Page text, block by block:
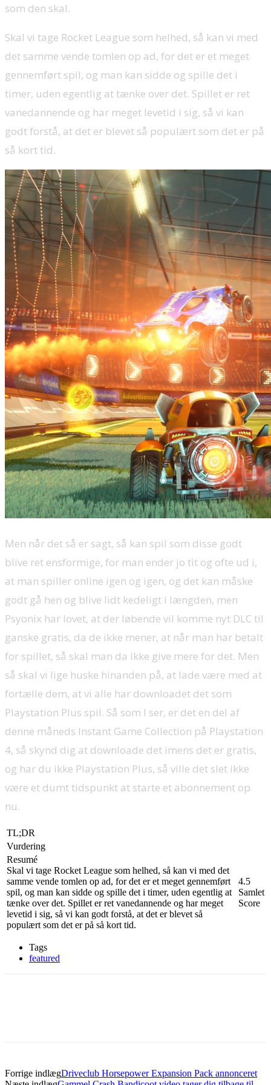
som den skal.
Skal vi tage Rocket League som helhed, så kan vi med
det samme vende tomlen op ad, for det er et meget
gennemført spil, og man kan sidde og spille det i
timer, uden egentlig at tænke over det. Spillet er ret
vanedannende og har meget levetid i sig, så vi kan
godt forstå, at det er blevet så populært som det er på
så kort tid.
Men når det så er sagt, så kan spil som disse godt
blive ret ensformige, for man ender jo tit og ofte ud i,
at man spiller online igen og igen, og det kan måske
godt gå hen og blive lidt kedeligt i længden, men
Psyonix har lovet, at der løbende vil komme nyt DLC til
ganske gratis, da de ikke mener, at når man har betalt
for spillet, så skal man da ikke give mere for det. Men
så skal vi lige huske hinanden på, at lade være med at
fortælle dem, at vi alle har downloadet det som
Playstation Plus spil. Så som I ser, er det en del af
denne måneds Instant Game Collection på Playstation
4, så skynd dig at downloade det imens det er gratis,
og har du ikke Playstation Plus, så ville det slet ikke
være et dumt tidspunkt at starte et abonnement op
nu.
TL;DR
Vurdering
Resumé
Skal vi tage Rocket League som helhed, så kan vi med det
samme vende tomlen op ad, for det er et meget gennemført
spil, og man kan sidde og spille det i timer, uden egentlig at
tænke over det. Spillet er ret vanedannende og har meget
levetid i sig, så vi kan godt forstå, at det er blevet så
populært som det er på så kort tid.
4.5
Samlet
Score
Tags
featured
Forrige indlægDriveclub Horsepower Expansion Pack annonceret